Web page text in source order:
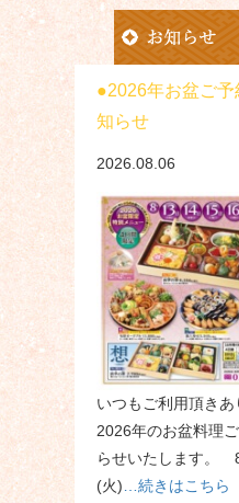
2026年お盆ご
知らせ
2026.08.06
いつもご利用頂きあ
2026年のお盆料理
らせいたします。
(火)…続きはこちら